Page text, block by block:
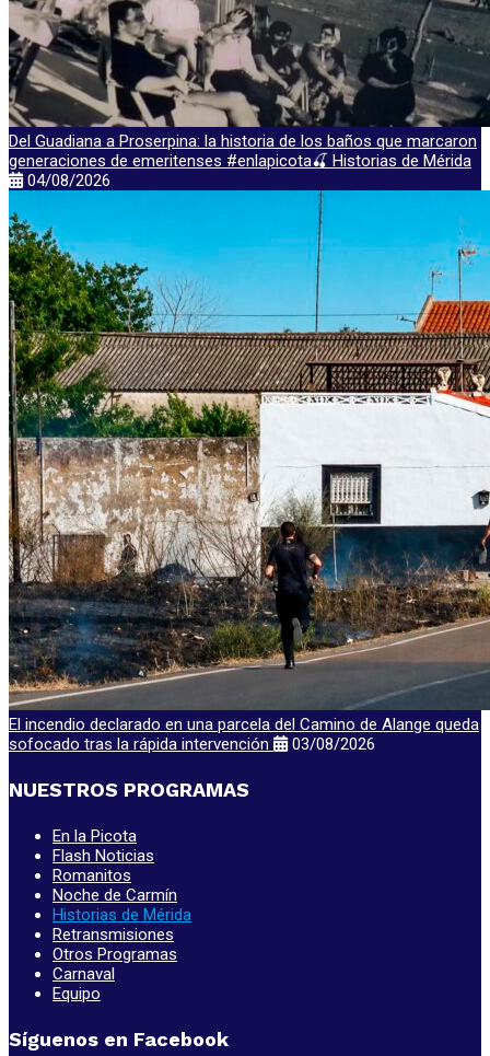
Del Guadiana a Proserpina: la historia de los baños que marcaron
generaciones de emeritenses #enlapicota🍒 Historias de Mérida
04/08/2026
El incendio declarado en una parcela del Camino de Alange queda
sofocado tras la rápida intervención
03/08/2026
NUESTROS PROGRAMAS
En la Picota
Flash Noticias
Romanitos
Noche de Carmín
Historias de Mérida
Retransmisiones
Otros Programas
Carnaval
Equipo
Síguenos en Facebook